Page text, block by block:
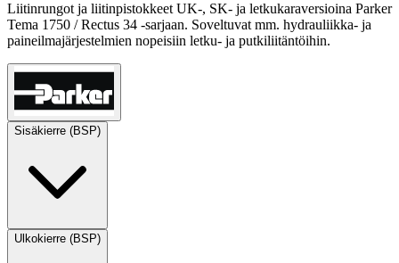
Liitinrungot ja liitinpistokkeet UK-, SK- ja letkukaraversioina Parker
Tema 1750 / Rectus 34 -sarjaan. Soveltuvat mm. hydrauliikka- ja
paineilmajärjestelmien nopeisiin letku- ja putkiliitäntöihin.
Sisäkierre (BSP)
Ulkokierre (BSP)